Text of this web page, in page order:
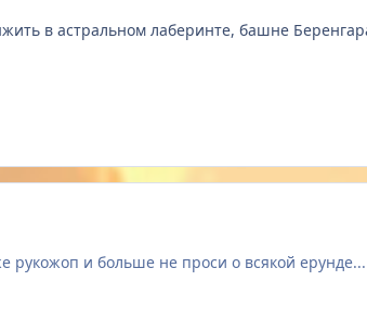
в астральном лаберинте, башне
рукожоп и больше не проси о всякой ерунде...